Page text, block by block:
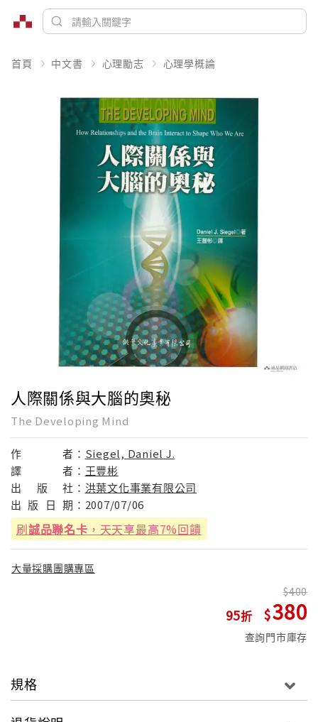
首頁 中文書 心理勵志 心理學概論
人際關係與大腦的奧秘
The Developing Mind
作 者： Siegel, Daniel J.
譯
者： 王豐彬
出
版 社： 洪葉文化事業有限公司
出 版 日 期： 2007/07/06
刷誠品聯名卡 ，天天享最高7%回饋
大量採購團購專區
95
400
380
查詢門市庫存
規格